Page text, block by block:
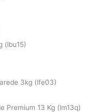
(lbu15)
3kg (lfe03)
Premium 13 Kg (lm13q)